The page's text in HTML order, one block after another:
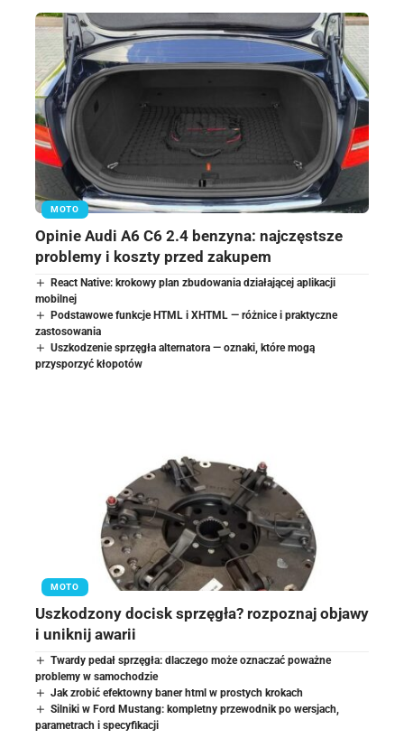
MOTO
Opinie Audi A6 C6 2.4 benzyna: najczęstsze
problemy i koszty przed zakupem
React Native: krokowy plan zbudowania działającej aplikacji
mobilnej
Podstawowe funkcje HTML i XHTML — różnice i praktyczne
zastosowania
Uszkodzenie sprzęgła alternatora — oznaki, które mogą
przysporzyć kłopotów
MOTO
Uszkodzony docisk sprzęgła? rozpoznaj objawy
i uniknij awarii
Twardy pedał sprzęgła: dlaczego może oznaczać poważne
problemy w samochodzie
Jak zrobić efektowny baner html w prostych krokach
Silniki w Ford Mustang: kompletny przewodnik po wersjach,
parametrach i specyfikacji